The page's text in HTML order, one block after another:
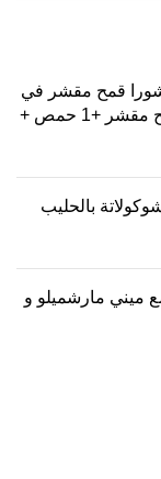
قمح مقشر في
الماء 1300 جم ( 4 قطع 2 قمح مقشر +1 حمص +
بالحليب
ميني مارشميلو و